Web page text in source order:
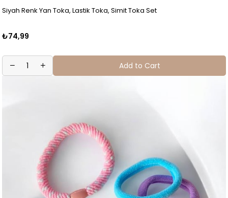
Siyah Renk Yan Toka, Lastik Toka, Simit Toka Set
₺74,99
Add to Cart